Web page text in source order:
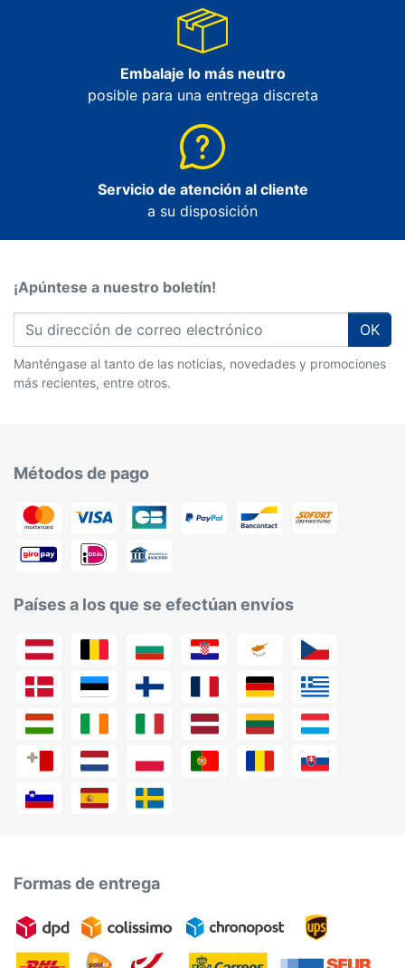
Embalaje lo más neutro
posible para una entrega discreta
Servicio de atención al cliente
a su disposición
¡Apúntese a nuestro boletín!
OK
Manténgase al tanto de las noticias, novedades y promociones
más recientes, entre otros.
Métodos de pago
Países a los que se efectúan envíos
Formas de entrega